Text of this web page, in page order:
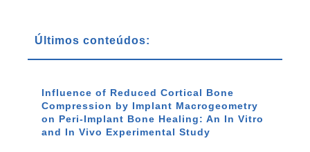
Últimos conteúdos:
Influence of Reduced Cortical Bone
Compression by Implant Macrogeometry
on Peri-Implant Bone Healing: An In Vitro
and In Vivo Experimental Study